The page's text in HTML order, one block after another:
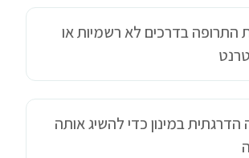
התרופה בדרכים לא רשמיות או
הדרגתית במינון כדי להשיג אותה